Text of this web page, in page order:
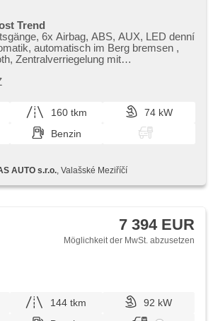
Trend
6x Airbag, ABS, AUX, LED denní
automatisch im Berg bremsen ,
Zentralverriegelung mit
Rücksitzbank, El. Seitenscheiben, El.
Multifunktionslenkrad,
Bordcomputer, Speicherkarte, erfüllt
Servolenkung,
(ASR), Abnutzungssensor des
160 tkm
74 kW
Benzin
AUTO s.r.o., Valašské Meziříčí
7 394 EUR
Möglichkeit der MwSt. abzusetzen
144 tkm
92 kW